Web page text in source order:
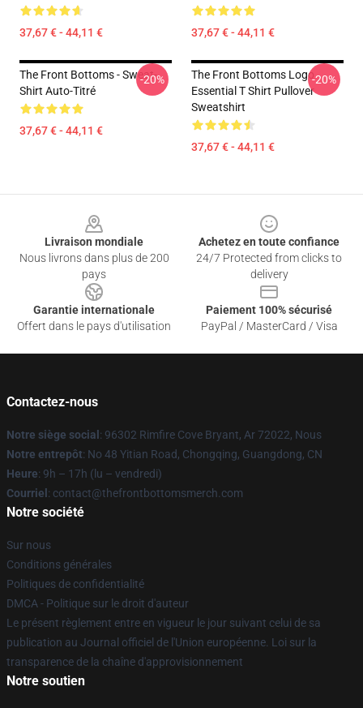
37,67 € - 44,11 € 37,67 € - 44,11 €
The Front Bottoms - Sweat-
Shirt Auto-Titré
37,67 € - 44,11 €
-20%
The Front Bottoms Logo
Essential T Shirt Pullover
Sweatshirt
37,67 € - 44,11 €
-20%
Livraison mondiale
Nous livrons dans plus de 200
pays
Achetez en toute confiance
24/7 Protected from clicks to
delivery
Garantie internationale
Offert dans le pays d'utilisation
Paiement 100% sécurisé
PayPal / MasterCard / Visa
Contactez-nous
Notre siège social : 96302 Rimfire Cove Bryant, Ar 72022, Nous
Notre entrepôt: No 48 Yitian Road, Chongqing, Guangdong, CN
Heure: 9h – 17h (lu – vendredi)
Courriel : contact@thefrontbottomsmerch.com
Notre société
Sur nous
Conditions générales
Politiques de confidentialité
DMCA - Politique sur le droit d'auteur
Le présent règlement entre en vigueur le jour suivant celui de sa
publication au Journal officiel de l'Union européenne. Loi sur la
transparence de la chaîne d'approvisionnement
Notre soutien